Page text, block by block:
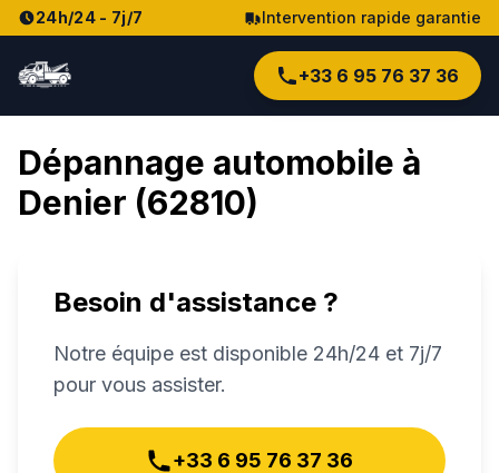
24h/24 - 7j/7 Intervention rapide garantie
+33 6 95 76 37 36
Dépannage automobile à
Denier (62810)
Besoin d'assistance ?
Notre équipe est disponible 24h/24 et 7j/7
pour vous assister.
+33 6 95 76 37 36